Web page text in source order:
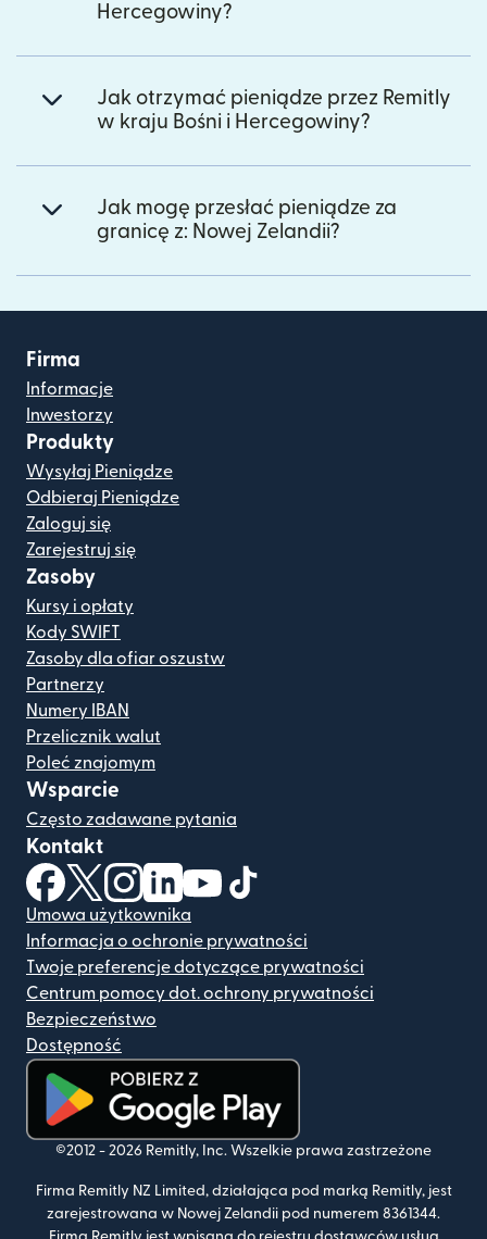
Hercegowiny?
Jak otrzymać pieniądze przez Remitly
w kraju Bośni i Hercegowiny?
Jak mogę przesłać pieniądze za
granicę z: Nowej Zelandii?
Firma
Informacje
Inwestorzy
Produkty
Wysyłaj Pieniądze
Odbieraj Pieniądze
Zaloguj się
Zarejestruj się
Zasoby
Kursy i opłaty
Kody SWIFT
Zasoby dla ofiar oszustw
Partnerzy
Numery IBAN
Przelicznik walut
Poleć znajomym
Wsparcie
Często zadawane pytania
Kontakt
(otwiera się w nowym oknie)
(otwiera się w nowym oknie)
(otwiera się w nowym oknie)
(otwiera się w nowym oknie)
(otwiera się w nowym oknie)
Umowa użytkownika
Informacja o ochronie prywatności
Twoje preferencje dotyczące prywatności
Centrum pomocy dot. ochrony prywatności
Bezpieczeństwo
Dostępność
(otwiera się w nowym oknie)
©2012 - 2026 Remitly, Inc. Wszelkie prawa zastrzeżone
Firma Remitly NZ Limited, działająca pod marką Remitly, jest
zarejestrowana w Nowej Zelandii pod numerem 8361344.